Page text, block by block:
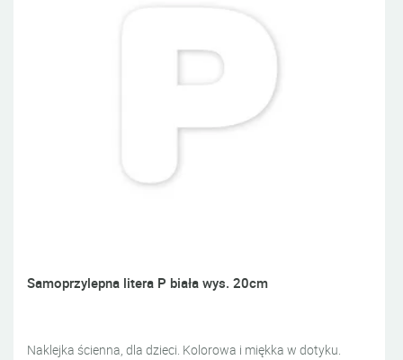
Samoprzylepna litera P biała wys. 20cm
Naklejka ścienna, dla dzieci. Kolorowa i miękka w dotyku.